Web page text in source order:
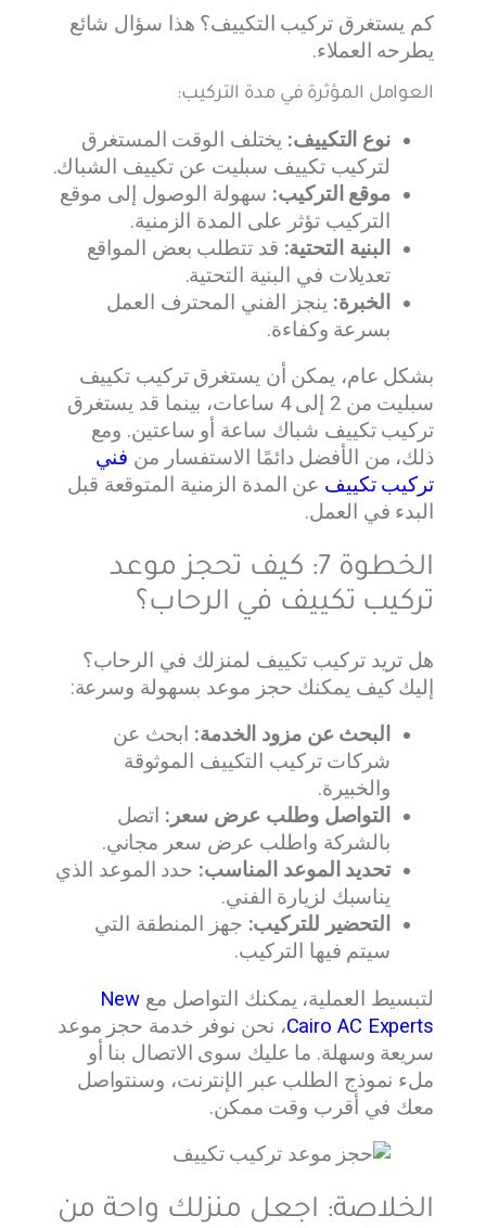
كم يستغرق تركيب التكييف؟ هذا سؤال شائع
يطرحه العملاء.
العوامل المؤثرة في مدة التركيب:
نوع التكييف: يختلف الوقت المستغرق
لتركيب تكييف سبليت عن تكييف الشباك.
موقع التركيب: سهولة الوصول إلى موقع
التركيب تؤثر على المدة الزمنية.
البنية التحتية: قد تتطلب بعض المواقع
تعديلات في البنية التحتية.
الخبرة: ينجز الفني المحترف العمل
بسرعة وكفاءة.
بشكل عام، يمكن أن يستغرق تركيب تكييف
سبليت من 2 إلى 4 ساعات، بينما قد يستغرق
تركيب تكييف شباك ساعة أو ساعتين. ومع
ذلك، من الأفضل دائمًا الاستفسار من فني
تركيب تكييف عن المدة الزمنية المتوقعة قبل
البدء في العمل.
الخطوة 7: كيف تحجز موعد
تركيب تكييف في الرحاب؟
هل تريد تركيب تكييف لمنزلك في الرحاب؟
إليك كيف يمكنك حجز موعد بسهولة وسرعة:
البحث عن مزود الخدمة: ابحث عن
شركات تركيب التكييف الموثوقة
والخبيرة.
التواصل وطلب عرض سعر: اتصل
بالشركة واطلب عرض سعر مجاني.
تحديد الموعد المناسب: حدد الموعد الذي
يناسبك لزيارة الفني.
التحضير للتركيب: جهز المنطقة التي
سيتم فيها التركيب.
لتبسيط العملية، يمكنك التواصل مع New
Cairo AC Experts، نحن نوفر خدمة حجز موعد
سريعة وسهلة. ما عليك سوى الاتصال بنا أو
ملء نموذج الطلب عبر الإنترنت، وسنتواصل
معك في أقرب وقت ممكن.
الخلاصة: اجعل منزلك واحة من